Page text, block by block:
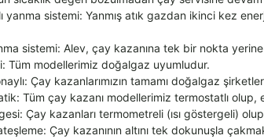
yanma sistemi: Yanmış atık gazdan ikinci kez
sistemi: Alev, çay kazanına tek bir nokta yerine
Tüm modellerimiz doğalgaz uyumludur.
Çay kazanlarımızın tamamı doğalgaz
Tüm çay kazanı modellerimiz termostatlı
Çay kazanları termometreli (ısı göstergeli)
Çay kazanının altını tek dokunuşla